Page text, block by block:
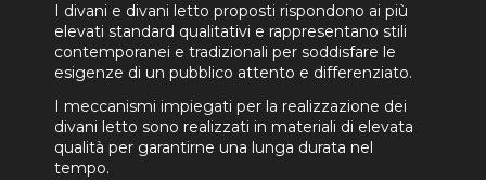
I divani e divani letto proposti rispondono ai più
elevati standard qualitativi e rappresentano stili
contemporanei e tradizionali per soddisfare le
esigenze di un pubblico attento e differenziato.
I meccanismi impiegati per la realizzazione dei
divani letto sono realizzati in materiali di elevata
qualità per garantirne una lunga durata nel
tempo.